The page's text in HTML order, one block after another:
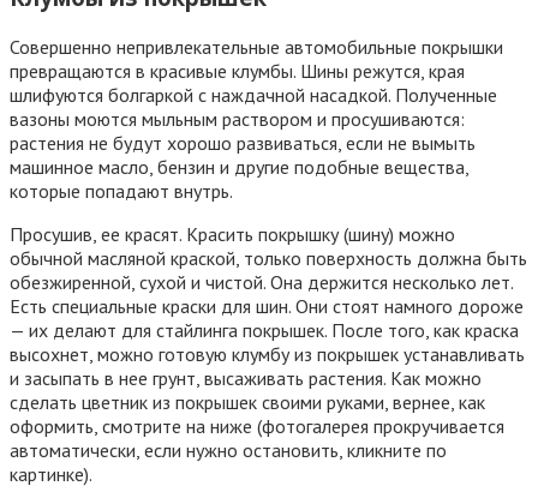
Совершенно непривлекательные автомобильные покрышки
превращаются в красивые клумбы. Шины режутся, края
шлифуются болгаркой с наждачной насадкой. Полученные
вазоны моются мыльным раствором и просушиваются:
растения не будут хорошо развиваться, если не вымыть
машинное масло, бензин и другие подобные вещества,
которые попадают внутрь.
Просушив, ее красят. Красить покрышку (шину) можно
обычной масляной краской, только поверхность должна быть
обезжиренной, сухой и чистой. Она держится несколько лет.
Есть специальные краски для шин. Они стоят намного дороже
— их делают для стайлинга покрышек. После того, как краска
высохнет, можно готовую клумбу из покрышек устанавливать
и засыпать в нее грунт, высаживать растения. Как можно
сделать цветник из покрышек своими руками, вернее, как
оформить, смотрите на ниже (фотогалерея прокручивается
автоматически, если нужно остановить, кликните по
картинке).